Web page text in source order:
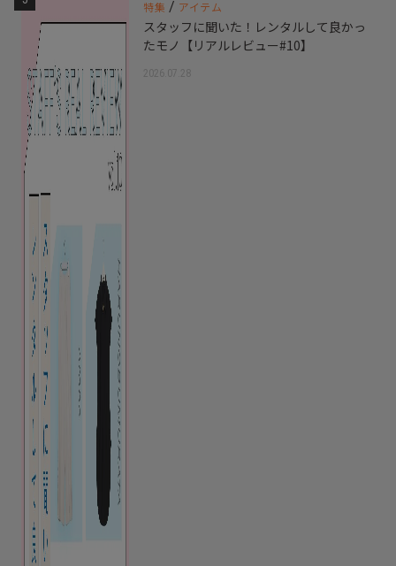
特集 / アイテム
スタッフに聞いた！レンタルして良かっ
たモノ【リアルレビュー#10】
2026.07.28